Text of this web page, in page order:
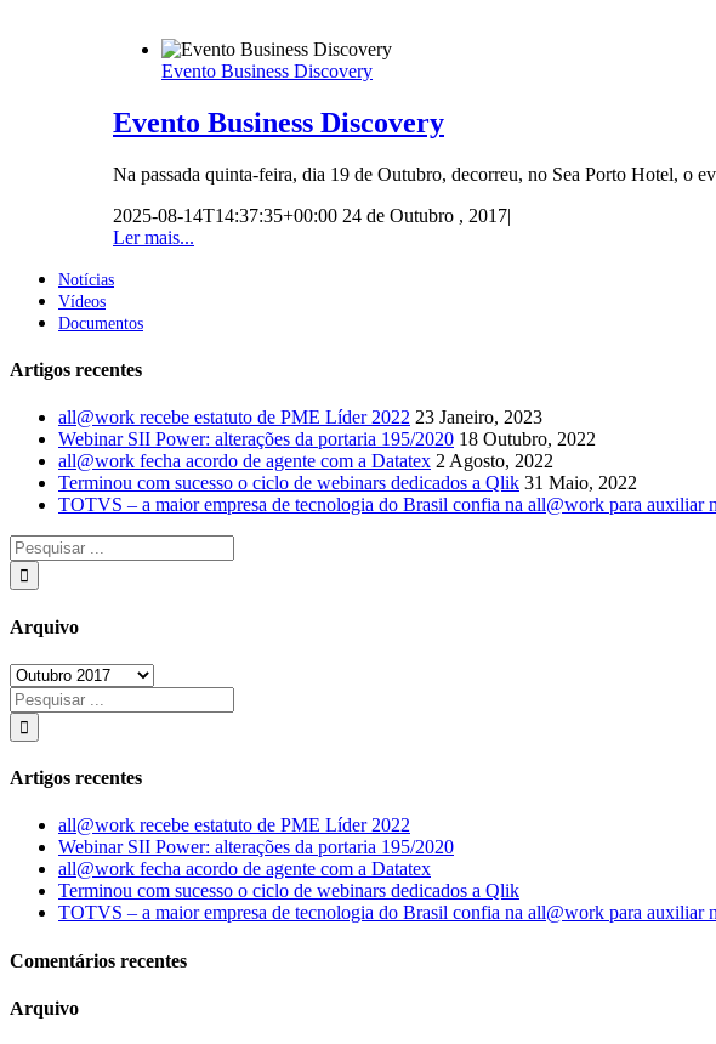
Evento Business Discovery
Evento Business Discovery
Na passada quinta-feira, dia 19 de Outubro, decorreu, no Sea Porto Hotel, o
2025-08-14T14:37:35+00:00 24 de Outubro , 2017|
Ler mais...
Notícias
Vídeos
Documentos
Artigos recentes
all@work recebe estatuto de PME Líder 2022 23 Janeiro, 2023
Webinar SII Power: alterações da portaria 195/2020 18 Outubro, 2022
all@work fecha acordo de agente com a Datatex 2 Agosto, 2022
Terminou com sucesso o ciclo de webinars dedicados a Qlik 31 Maio, 2022
TOTVS – a maior empresa de tecnologia do Brasil confia na all@work para auxiliar
Arquivo
Arquivo
Artigos recentes
all@work recebe estatuto de PME Líder 2022
Webinar SII Power: alterações da portaria 195/2020
all@work fecha acordo de agente com a Datatex
Terminou com sucesso o ciclo de webinars dedicados a Qlik
TOTVS – a maior empresa de tecnologia do Brasil confia na all@work para auxiliar
Comentários recentes
Arquivo